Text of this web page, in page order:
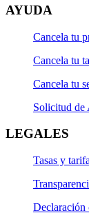
AYUDA
Cancela tu
Cancela tu
Cancela tu
Solicitud de
LEGALES
Tasas y